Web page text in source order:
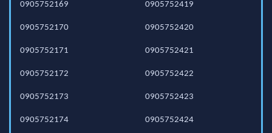
0905752169
0905752170
0905752171
0905752172
0905752173
0905752174
0905752419
0905752420
0905752421
0905752422
0905752423
0905752424